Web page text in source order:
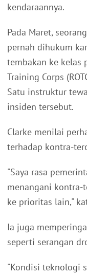
kendaraannya.
Pada Maret,
pernah dihukum
tembakan ke kelas
Training Corps
Satu instruktur
insiden tersebut.
Clarke menilai
terhadap kontra-
"Saya rasa
menangani kontra-
ke prioritas lain,"
Ia juga
seperti serangan
"Kondisi teknologi